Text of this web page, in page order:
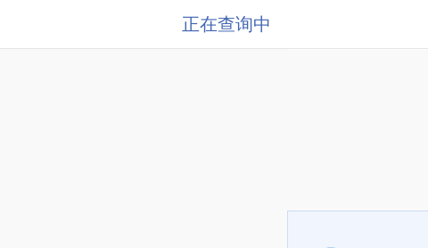
正在查询中